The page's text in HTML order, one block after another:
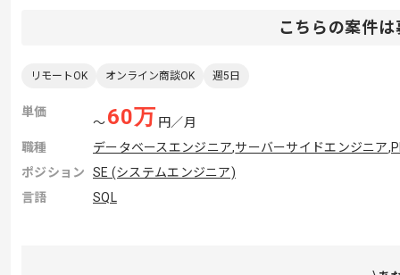
こちらの案件
リモートOK オンライン商談OK 週5日
単価
〜60万 円／月
職種
データベースエンジニア,サーバーサイドエンジニア,
ポジション
SE (システムエンジニア)
言語
SQL